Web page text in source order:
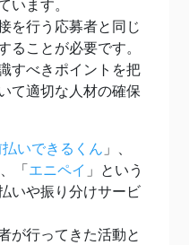
います。
を行う応募者と同じ
ることが必要です。
すべきポイントを把
て適切な人材の確保
払いできるくん 」、
「 エニペイ 」という
いや振り分けサービ
が行ってきた活動と